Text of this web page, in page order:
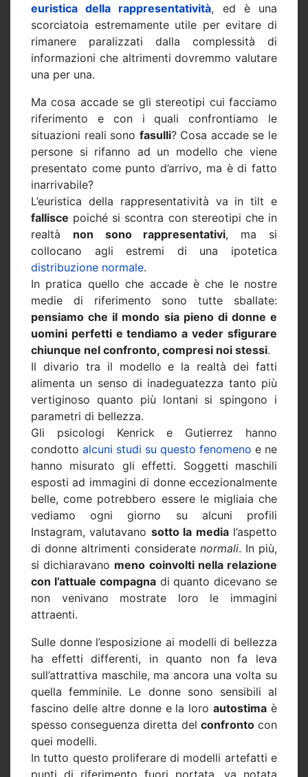
euristica della rappresentatività, ed è una
scorciatoia estremamente utile per evitare di
rimanere paralizzati dalla complessità di
informazioni che altrimenti dovremmo valutare
una per una.
Ma cosa accade se gli stereotipi cui facciamo
riferimento e con i quali confrontiamo le
situazioni reali sono fasulli? Cosa accade se le
persone si rifanno ad un modello che viene
presentato come punto d’arrivo, ma è di fatto
inarrivabile?
L’euristica della rappresentatività va in tilt e
fallisce poiché si scontra con stereotipi che in
realtà non sono rappresentativi, ma si
collocano agli estremi di una ipotetica
distribuzione normale.
In pratica quello che accade è che le nostre
medie di riferimento sono tutte sballate:
pensiamo che il mondo sia pieno di donne e
uomini perfetti e tendiamo a veder sfigurare
chiunque nel confronto, compresi noi stessi.
Il divario tra il modello e la realtà dei fatti
alimenta un senso di inadeguatezza tanto più
vertiginoso quanto più lontani si spingono i
parametri di bellezza.
Gli psicologi Kenrick e Gutierrez hanno
condotto alcuni studi su questo fenomeno e ne
hanno misurato gli effetti. Soggetti maschili
esposti ad immagini di donne eccezionalmente
belle, come potrebbero essere le migliaia che
vediamo ogni giorno su alcuni profili
Instagram, valutavano sotto la medial’aspetto
di donne altrimenti considerate normali. In più,
si dichiaravano meno coinvolti nella relazione
con l’attuale compagnadi quanto dicevano se
non venivano mostrate loro le immagini
attraenti.
Sulle donne l’esposizione ai modelli di bellezza
ha effetti differenti, in quanto non fa leva
sull’attrattiva maschile, ma ancora una volta su
quella femminile. Le donne sono sensibili al
fascino delle altre donne e la loroautostima è
spesso conseguenza diretta del confrontocon
quei modelli.
In tutto questo proliferare di modelli artefatti e
punti di riferimento fuori portata, va notata